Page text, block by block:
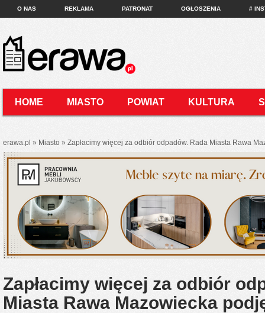
O NAS REKLAMA PATRONAT OGŁOSZENIA #
HOME MIASTO POWIAT KULTURA
erawa.pl » Miasto » Zapłacimy więcej za odbiór odpadów. Rada Miasta Rawa
Zapłacimy więcej za odbiór
Miasta Rawa Mazowiecka